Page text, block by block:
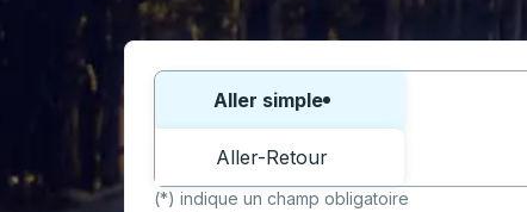
Choisissez un sens ou un aller-retour:
Aller simple
Aller-Retour
(*) indique un champ obligatoire